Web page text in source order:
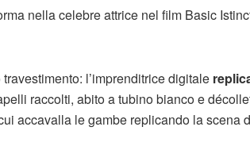
nella celebre attrice nel film Basic
l’imprenditrice digitale
raccolti, abito a tubino bianco e
accavalla le gambe replicando la scena